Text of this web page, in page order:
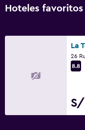
Hoteles
La
26
8.8